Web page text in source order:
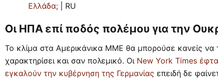
Ελλάδα;| RU
Οι ΗΠΑ επί ποδός πολέμου για την
Το κλίμα στα Αμερικάνικα ΜΜΕ θα μπορούσε κανείς να
χαρακτηρίσει και σαν πολεμικό. Οι New York Times
εγκαλούν την κυβέρνηση της Γερμανίας επειδή δε